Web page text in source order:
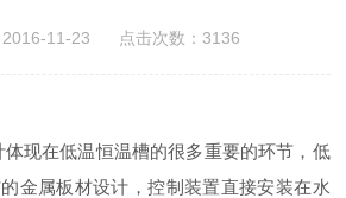
2016-11-23 点击次数：3136
现在低温恒温槽的很多重要的环节，低
金属板材设计，控制装置直接安装在水